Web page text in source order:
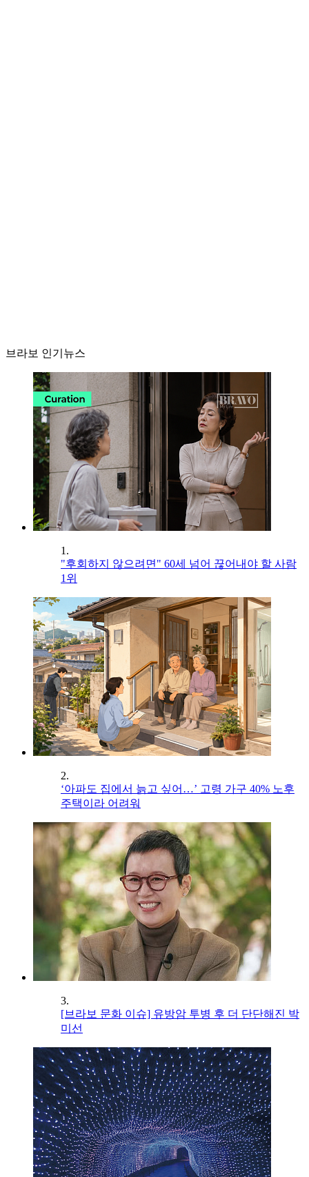
브라보 인기뉴스
1.
"후회하지 않으려면" 60세 넘어 끊어내야 할 사람
1위
2.
‘아파도 집에서 늙고 싶어…’ 고령 가구 40% 노후
주택이라 어려워
3.
[브라보 문화 이슈] 유방암 투병 후 더 단단해진 박
미선